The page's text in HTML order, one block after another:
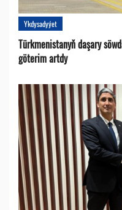
Ykdysadyýet
Türkmenistanyň daşary
göterim artdy